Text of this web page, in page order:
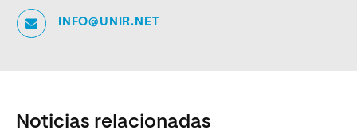
INFO@UNIR.NET
Noticias relacionadas